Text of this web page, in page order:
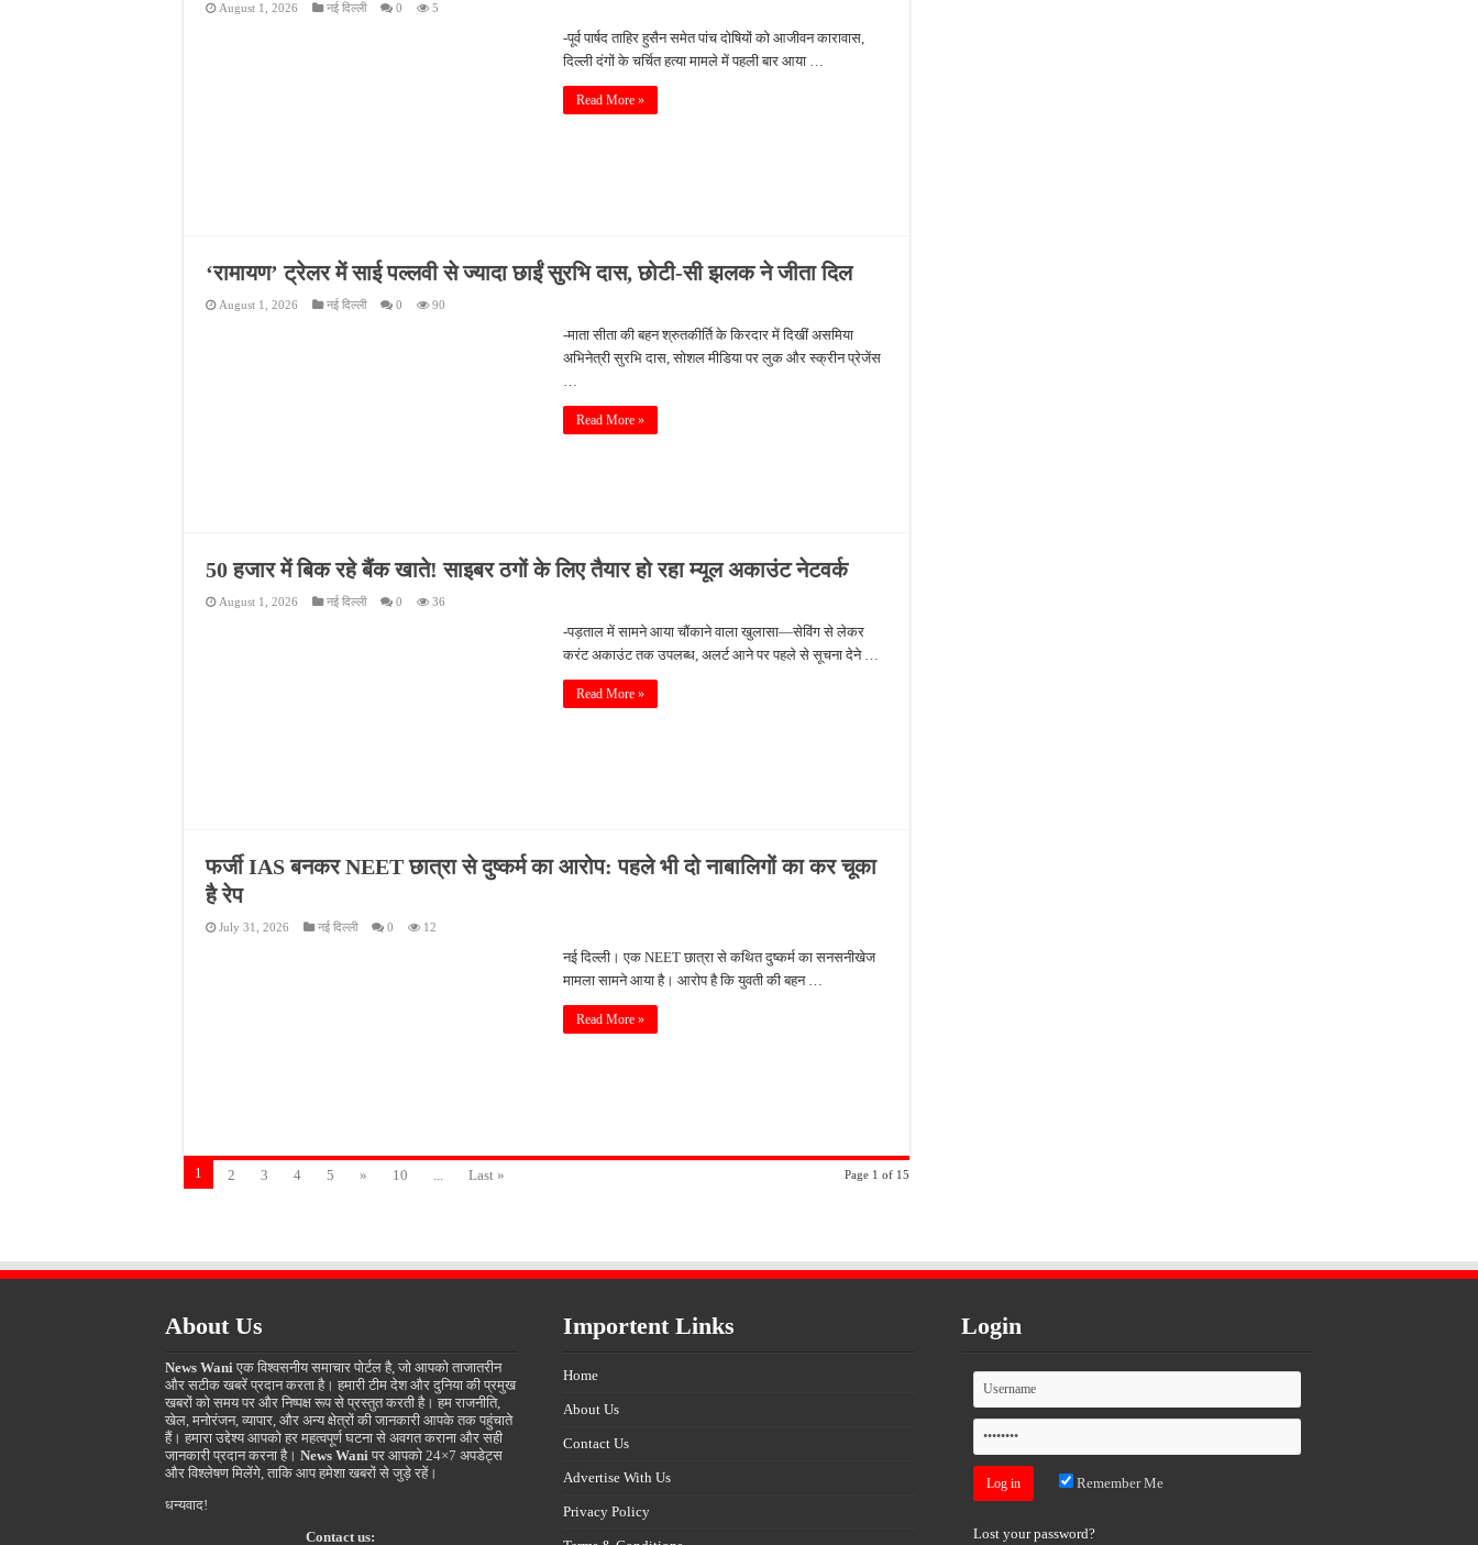
August 1, 2026 नई दिल्ली 0 5
-पूर्व पार्षद ताहिर हुसैन समेत पांच दोषियों को आजीवन कारावास,
दिल्ली दंगों के चर्चित हत्या मामले में पहली बार आया …
Read More »
‘रामायण’ ट्रेलर में साई पल्लवी से ज्यादा छाईं सुरभि दास, छोटी-सी झलक ने जीता दिल
August 1, 2026 नई दिल्ली 0 90
-माता सीता की बहन श्रुतकीर्ति के किरदार में दिखीं असमिया
अभिनेत्री सुरभि दास, सोशल मीडिया पर लुक और स्क्रीन प्रेजेंस
…
Read More »
50 हजार में बिक रहे बैंक खाते! साइबर ठगों के लिए तैयार हो रहा म्यूल अकाउंट नेटवर्क
August 1, 2026 नई दिल्ली 0 36
-पड़ताल में सामने आया चौंकाने वाला खुलासा—सेविंग से लेकर
करंट अकाउंट तक उपलब्ध, अलर्ट आने पर पहले से सूचना देने …
Read More »
फर्जी IAS बनकर NEET छात्रा से दुष्कर्म का आरोप: पहले भी दो नाबालिगों का कर चूका
है रेप
July 31, 2026 नई दिल्ली 0 12
नई दिल्ली। एक NEET छात्रा से कथित दुष्कर्म का सनसनीखेज
मामला सामने आया है। आरोप है कि युवती की बहन …
Read More »
Page 1 of 15
1 2 3 4 5 » 10 ... Last »
About Us
News Waniएक विश्वसनीय समाचार पोर्टल है, जो आपको ताजातरीन
और सटीक खबरें प्रदान करता है। हमारी टीम देश और दुनिया की प्रमुख
खबरों को समय पर और निष्पक्ष रूप से प्रस्तुत करती है। हम राजनीति,
खेल, मनोरंजन, व्यापार, और अन्य क्षेत्रों की जानकारी आपके तक पहुंचाते
हैं। हमारा उद्देश्य आपको हर महत्वपूर्ण घटना से अवगत कराना और सही
जानकारी प्रदान करना है। News Waniपर आपको 24×7 अपडेट्स
और विश्लेषण मिलेंगे, ताकि आप हमेशा खबरों से जुड़े रहें।
धन्यवाद!
Contact us:
Importent Links
Home
About Us
Contact Us
Advertise With Us
Privacy Policy
Login
Remember Me
Lost your password?